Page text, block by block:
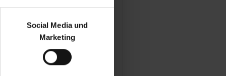
bei Benutzung der
zu analysieren
soziale Medien, Werbung
Marketing“). Unsere
bereitgestellt hast oder die
Social Media und
Marketing